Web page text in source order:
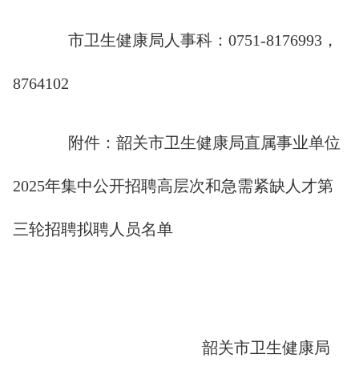
市卫生健康局人事科：0751-8176993，
8764102
附件：韶关市卫生健康局直属事业单位
2025年集中公开招聘高层次和急需紧缺人才第
三轮招聘拟聘人员名单
韶关市卫生健康局